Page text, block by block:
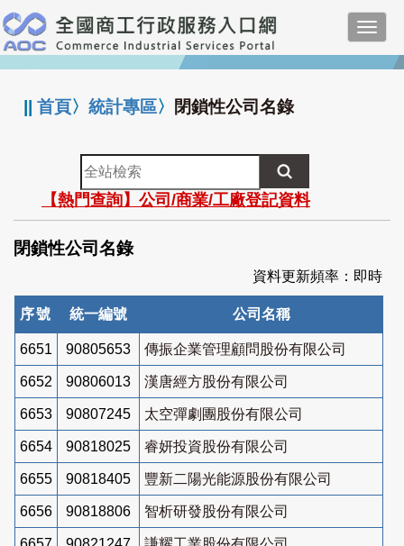
跳
到
主
要
:::
||首頁〉統計專區〉 閉鎖性公司名錄
全
站
檢
索
【熱門查詢】公司/商業/工廠登記資料
閉鎖性公司名錄
資料更新頻率：即時
序號 統一編號 公司名稱
6651 90805653 傳振企業管理顧問股份有限公司
6652 90806013 漢唐經方股份有限公司
6653 90807245 太空彈劇團股份有限公司
6654 90818025 睿妍投資股份有限公司
6655 90818405 豐新二陽光能源股份有限公司
6656 90818806 智析研發股份有限公司